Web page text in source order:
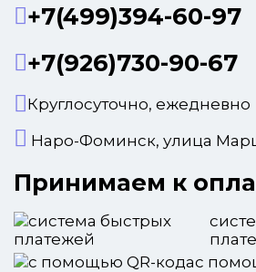
+7(499)394-60-97
+7(926)730-90-67
Круглосуточно, ежедневно
Наро-Фоминск, улица
Принимаем к
с